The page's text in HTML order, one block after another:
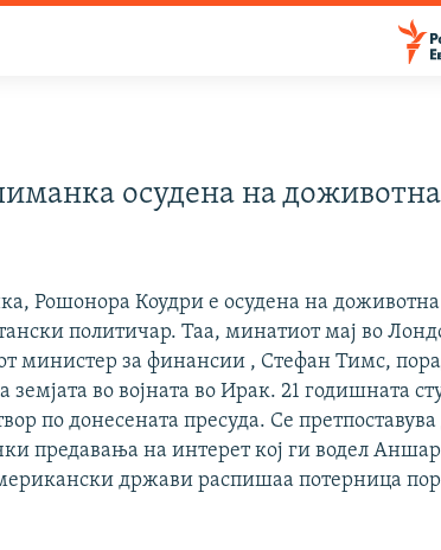
осудена на
Рошонора Коудри е осудена на
политичар. Таа, минатиот мај во
министер за финансии , Стефан Тимс,
земјата во војната во Ирак. 21 годишната
по донесената пресуда. Се
предавања на интерет кој ги водел
држави распишаа потерница